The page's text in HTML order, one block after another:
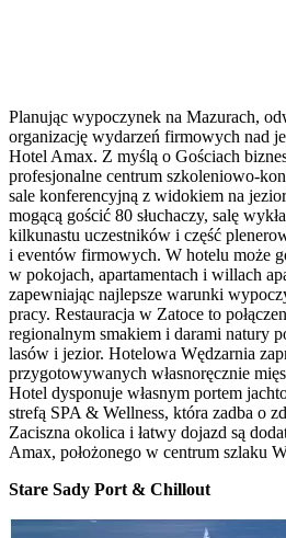
Planując wypoczynek na Mazurach,
organizację wydarzeń firmowych nad
Hotel Amax. Z myślą o Gościach
profesjonalne centrum szkoleniowo-
sale konferencyjną z widokiem na
mogącą gościć 80 słuchaczy, salę
kilkunastu uczestników i część
i eventów firmowych. W hotelu może
w pokojach, apartamentach i willach
zapewniając najlepsze warunki
pracy. Restauracja w Zatoce to
regionalnym smakiem i darami natury
lasów i jezior. Hotelowa Wędzarnia
przygotowywanych własnoręcznie
Hotel dysponuje własnym portem
strefą SPA & Wellness, która zadba o
Zaciszna okolica i łatwy dojazd są
Amax, położonego w centrum szlaku
Stare Sady Port & Chillout